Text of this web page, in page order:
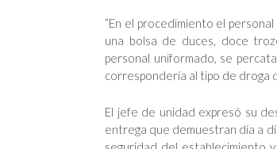
“En el procedimiento el
una bolsa de duces, doce
personal uniformado, se
correspondería al tipo de droga
El jefe de unidad expresó su
entrega que demuestran día a